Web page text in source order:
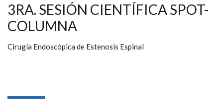
3RA. SESIÓN CIENTÍFICA SPOT-
COLUMNA
Cirugía Endoscópica de Estenosis Espinal